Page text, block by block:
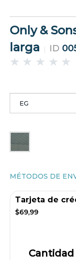
Only &
larga
ID
MÉTODOS DE
Tarjeta de
$69,99
Cantidad